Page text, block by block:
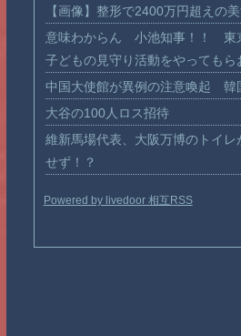
【画像】整形で2400万円超えの
意味わからん 小池知事！！ 東
子どもの見守り活動をやってもら
中国大使館が異例の注意喚起 韓
大谷の100人ロス招待
維新馬場代表、大阪万博のトイ
せず！？
Powered by livedoor 相互RSS